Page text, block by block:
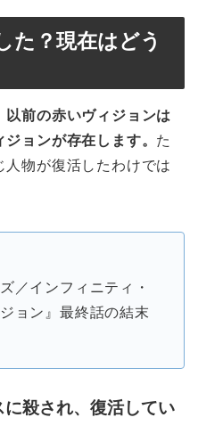
た？現在はどう
前の赤いヴィジョンは
ョンが存在します。 た
物が復活したわけでは
／インフィニティ・
ョン』最終話の結末
殺され、復活してい